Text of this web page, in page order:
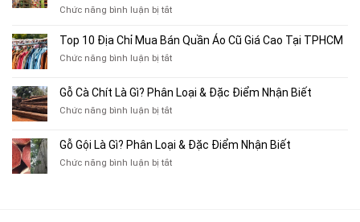
Bán
Xe
Cũ,
Xe
Cũ
TP.HCM
Chức năng bình luận bị tắtở
10
Thu
Sách
Tạp
Chí
Top 10 Địa Chỉ Mua Bán Quần Áo Cũ Giá Cao Tại TPHCM
Chức năng bình luận bị tắtở
Địa
Chỉ
Bán
Áo
Gỗ Cà Chít Là Gì? Phân Loại & Đặc Điểm Nhận Biết
Chức năng bình luận bị tắtở
Chít
Là
Gỗ Gội Là Gì? Phân Loại & Đặc Điểm Nhận Biết
Chức năng bình luận bị tắtở